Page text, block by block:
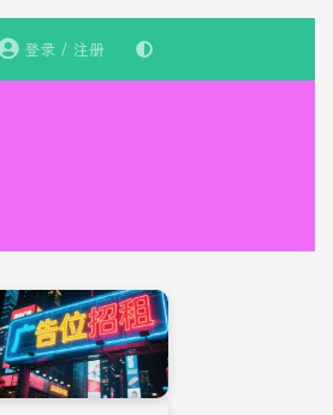
登录 / 注册